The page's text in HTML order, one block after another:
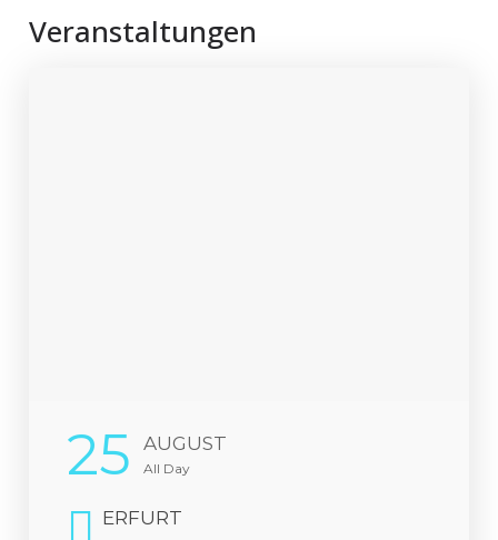
Veranstaltungen
25 AUGUST
All Day
ERFURT